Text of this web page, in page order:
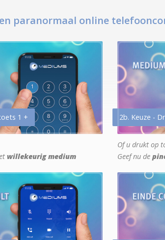
paranormaal online
1 +
willekeurig medium
2b. Keuze -
Of u drukt op
Geef nu de